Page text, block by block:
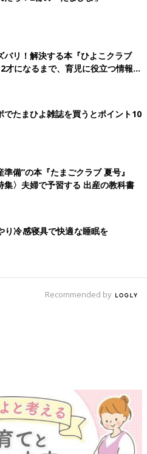
バリ！解決する本『ひよこクラブ
になるまで、育児に役立つ情報が
でたまひよ雑誌を買うとポイント10
準備”の本『たまごクラブ 夏号』
集〉夫婦で予習する 出産の教科書
り冷感寝具で快適な睡眠を
Recommended by